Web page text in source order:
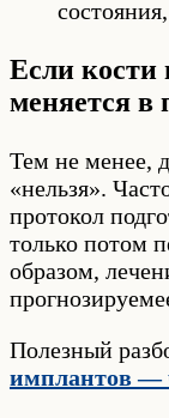
Если кости
меняется в
Тем не менее,
«нельзя».
протокол
только потом
образом,
Полезный
имплантов —